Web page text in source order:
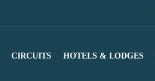
CIRCUITS HOTELS & LODGES